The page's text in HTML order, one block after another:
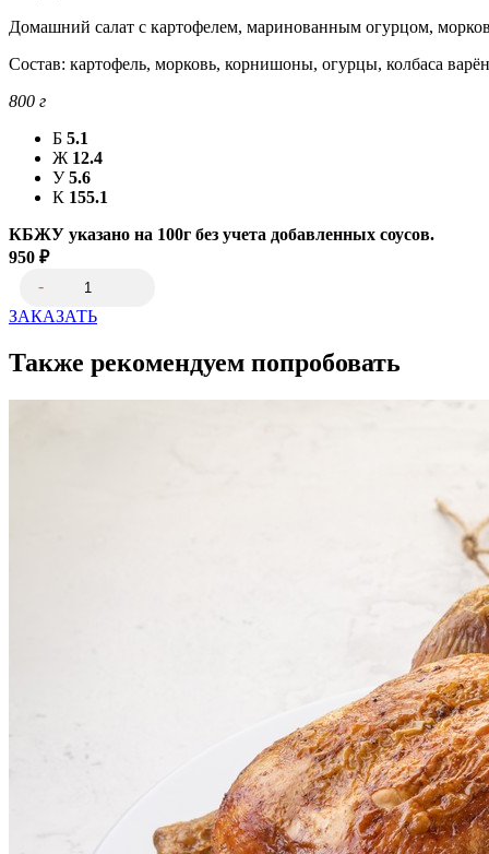
Домашний салат с картофелем, маринованным огурцом,
Состав: картофель, морковь, корнишоны, огурцы, колбаса
800 г
Б 5.1
Ж 12.4
У 5.6
К 155.1
КБЖУ указано на 100г без учета добавленных соусов.
950 ₽
ЗАКАЗАТЬ
Также рекомендуем попробовать